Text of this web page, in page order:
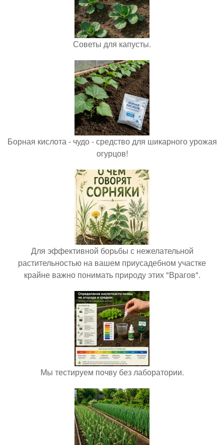
Советы для капусты.
Борная кислота - чудо - средство для шикарного урожая
огурцов!
Для эффективной борьбы с нежелательной
растительностью на вашем приусадебном участке
крайне важно понимать природу этих "Врагов".
Мы тестируем почву без лаборатории.